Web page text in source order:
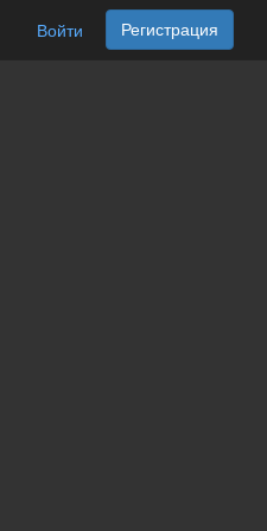
Войти Регистрация